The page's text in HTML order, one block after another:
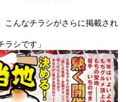
こんなチラシがさらに掲載され
ラシです」